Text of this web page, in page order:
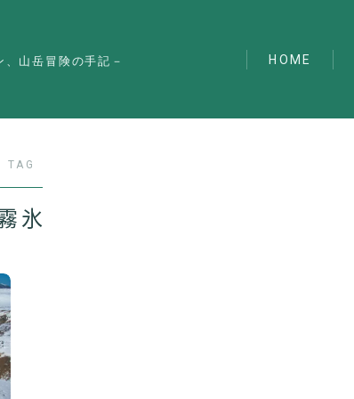
、山岳冒険の手記－ HOME
TAG
氷